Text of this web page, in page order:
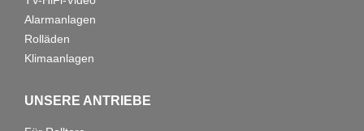
Alarmanlagen
Rolläden
Klimaanlagen
UNSERE ANTRIEBE